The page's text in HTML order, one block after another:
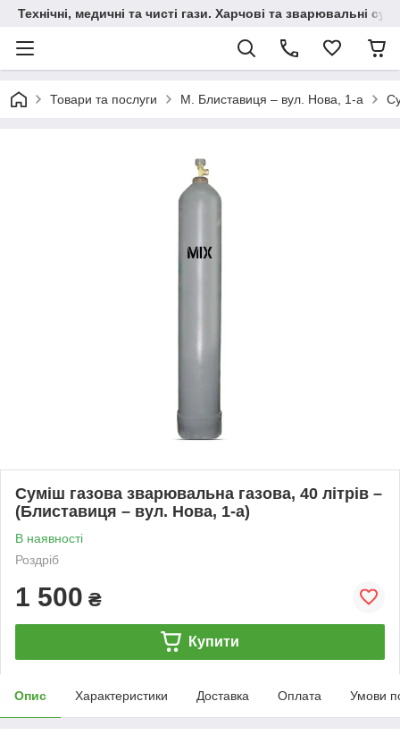
Технічні, медичні та чисті гази. Харчові та зварювальні
Товари та послуги М. Блиставиця – вул. Нова, 1-а
Суміш газова зварювальна газова, 40 літрів –
(Блиставиця – вул. Нова, 1-а)
В наявності
Роздріб
1 500 ₴
Купити
Опис Характеристики Доставка Оплата Умови